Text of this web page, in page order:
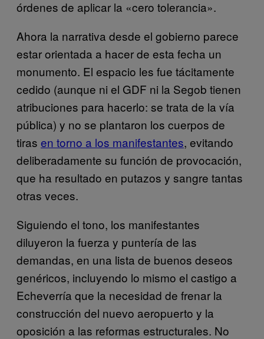
órdenes de aplicar la «cero tolerancia».
Ahora la narrativa desde el gobierno parece
estar orientada a hacer de esta fecha un
monumento. El espacio les fue tácitamente
cedido (aunque ni el GDF ni la Segob tienen
atribuciones para hacerlo: se trata de la vía
pública) y no se plantaron los cuerpos de
tiras en torno a los manifestantes, evitando
deliberadamente su función de provocación,
que ha resultado en putazos y sangre tantas
otras veces.
Siguiendo el tono, los manifestantes
diluyeron la fuerza y puntería de las
demandas, en una lista de buenos deseos
genéricos, incluyendo lo mismo el castigo a
Echeverría que la necesidad de frenar la
construcción del nuevo aeropuerto y la
oposición a las reformas estructurales. No